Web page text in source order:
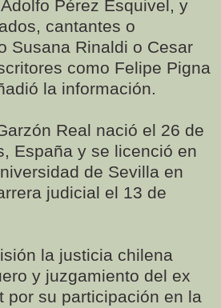
Pérez Esquivel, y
cantantes o
Susana Rinaldi o Cesar
como Felipe Pigna
la información.
Real nació el 26 de
España y se licenció en
de Sevilla en
judicial el 13 de
la justicia chilena
y juzgamiento del ex
por su participación en la